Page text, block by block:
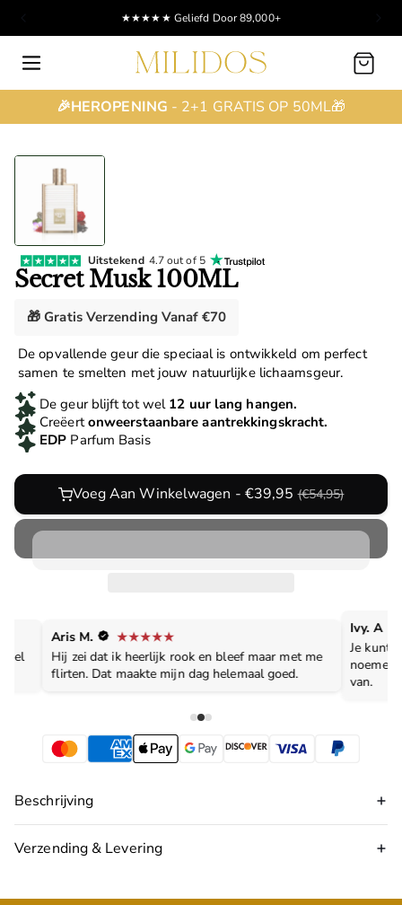
★★★★★ Geliefd Door 89,000+
Winkelwagen
🎉HEROPENING - 2+1 GRATIS OP 50ML🎁
Uitstekend 4.7 out of 5
Secret Musk 100ML
🎁 Gratis Verzending Vanaf €70
De opvallende geur die speciaal is ontwikkeld om perfect
samen te smelten met jouw natuurlijke lichaamsgeur.
De geur blijft tot wel 12 uur lang hangen.
Creëertonweerstaanbare aantrekkingskracht.
EDP Parfum Basis
Voeg Aan Winkelwagen - €39,95(€54,95)
Aris M.
Hij zei dat ik heerlijk rook en bleef maar met me
flirten. Dat maakte mijn dag helemaal goed.
Ivy. A
Je kunt
van.
Beschrijving
Verzending & Levering